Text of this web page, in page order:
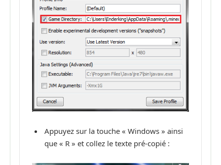
Appuyez sur la touche « Windows » ainsi
que « R » et collez le texte pré-copié :